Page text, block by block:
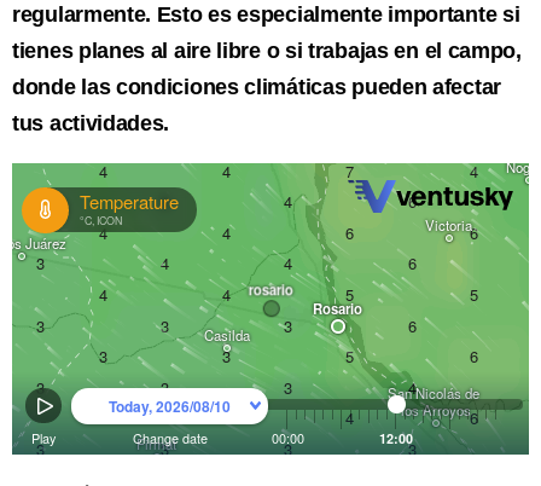
regularmente. Esto es especialmente importante si
tienes planes al aire libre o si trabajas en el campo,
donde las condiciones climáticas pueden afectar
tus actividades.